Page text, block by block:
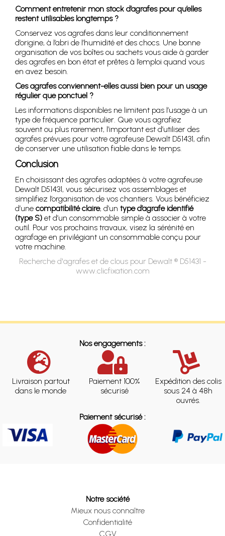
Comment entretenir mon stock d’agrafes pour qu’elles
restent utilisables longtemps ?
Conservez vos agrafes dans leur conditionnement
d’origine, à l’abri de l’humidité et des chocs. Une bonne
organisation de vos boîtes ou sachets vous aide à garder
des agrafes en bon état et prêtes à l’emploi quand vous
en avez besoin.
Ces agrafes conviennent-elles aussi bien pour un usage
régulier que ponctuel ?
Les informations disponibles ne limitent pas l’usage à un
type de fréquence particulier. Que vous agrafiez
souvent ou plus rarement, l’important est d’utiliser des
agrafes prévues pour votre agrafeuse Dewalt D51431, afin
de conserver une utilisation fiable dans le temps.
Conclusion
En choisissant des agrafes adaptées à votre agrafeuse
Dewalt D51431, vous sécurisez vos assemblages et
simplifiez l’organisation de vos chantiers. Vous bénéficiez
d’une compatibilité claire, d’un type d’agrafe identifié
(type S) et d’un consommable simple à associer à votre
outil. Pour vos prochains travaux, visez la sérénité en
agrafage en privilégiant un consommable conçu pour
votre machine.
Recherche d'agrafes et de clous pour Dewalt ® D51431 -
www.clicfixation.com
Nos engagements :
Livraison partout
dans le monde
Paiement 100%
sécurisé
Expédition des colis
sous 24 à 48h
ouvrés.
Paiement sécurisé :
Notre société
Mieux nous connaître
Confidentialité
CGV